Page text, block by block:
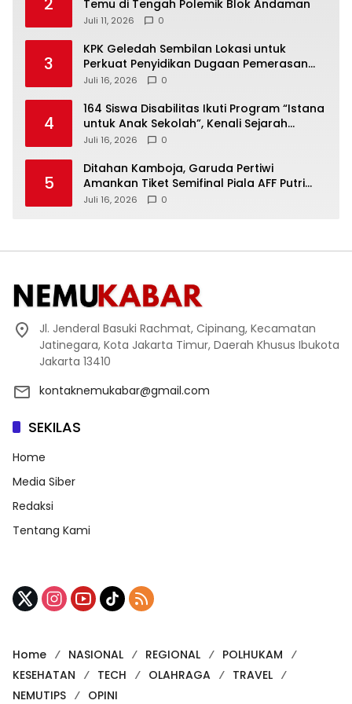
Temu di Tengah Polemik Blok Andaman
Juli 11, 2026 0
3
KPK Geledah Sembilan Lokasi untuk
Perkuat Penyidikan Dugaan Pemerasan
Bupati Sukoharjo Nonaktif
Juli 16, 2026 0
4
164 Siswa Disabilitas Ikuti Program “Istana
untuk Anak Sekolah”, Kenali Sejarah
Bangsa dan Pemerintahan
Juli 16, 2026 0
5
Ditahan Kamboja, Garuda Pertiwi
Amankan Tiket Semifinal Piala AFF Putri
2026
Juli 16, 2026 0
Jl. Jenderal Basuki Rachmat, Cipinang, Kecamatan
Jatinegara, Kota Jakarta Timur, Daerah Khusus Ibukota
Jakarta 13410
kontaknemukabar@gmail.com
SEKILAS
Home
Media Siber
Redaksi
Tentang Kami
Home NASIONAL REGIONAL
POLHUKAM
KESEHATAN
TECH OLAHRAGA
TRAVEL
NEMUTIPS
OPINI